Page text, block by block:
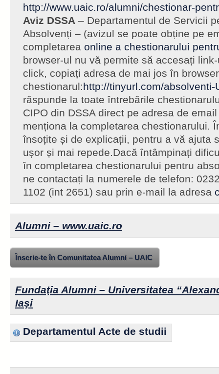
http://www.uaic.ro/alumni/chestionar-
Aviz DSSA – Departamentul de Servicii
Absolvenți – (avizul se poate obține pe
completarea online a chestionarului
browser-ul nu vă permite să accesați
click, copiați adresa de mai jos în
chestionarul:http://tinyurl.com/absolventi-
răspunde la toate întrebările
CIPO din DSSA direct pe adresa de
menționa la completarea chestionarului.
însoțite și de explicații, pentru a vă ajuta
ușor și mai repede.Dacă întâmpinați
în completarea chestionarului pentru
ne contactați la numerele de telefon:
1102 (int 2651) sau prin e-mail la adresa
Alumni – www.uaic.ro
Înscrie-te în Comunitatea Alumni – UAIC
Fundaţia Alumni – Universitatea
Iaşi
Departamentul Acte de studii